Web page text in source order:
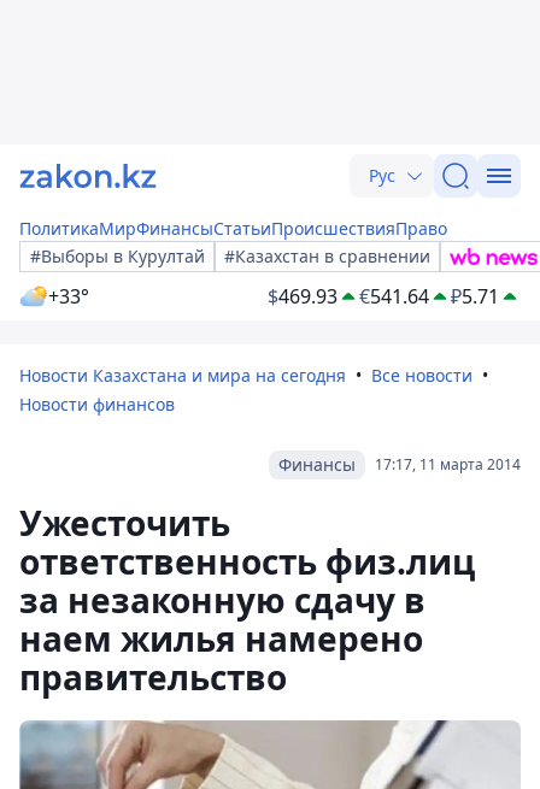
Рус
ПолитикаМирФинансыСтатьиПроисшествияПраво
#Выборы в Курултай
#Казахстан в сравнении
+33° $469.93 €541.64 ₽5.71
Новости Казахстана и мира на сегодня
Все новости
Новости финансов
17:17, 11 марта 2014
Финансы
Ужесточить
ответственность физ.лиц
за незаконную сдачу в
наем жилья намерено
правительство